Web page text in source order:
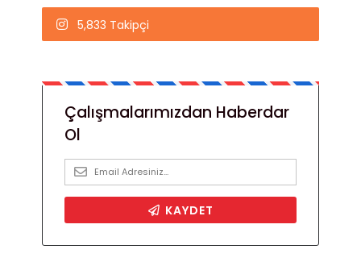
5,833 Takipçi